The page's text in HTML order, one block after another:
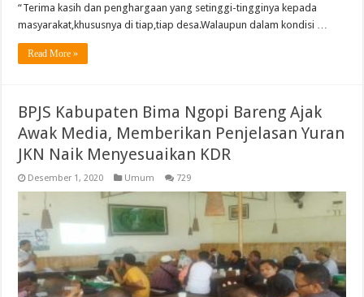
“Terima kasih dan penghargaan yang setinggi-tingginya kepada
masyarakat,khususnya di tiap,tiap desa.Walaupun dalam kondisi …
Read More »
BPJS Kabupaten Bima Ngopi Bareng Ajak
Awak Media, Memberikan Penjelasan Yuran
JKN Naik Menyesuaikan KDR
Desember 1, 2020 Umum 729